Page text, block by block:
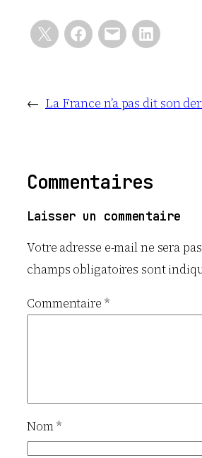
← La France n’a pas dit son
Commentaires
Laisser un commentaire
Votre adresse e-mail ne sera
champs obligatoires sont
Commentaire *
Nom*